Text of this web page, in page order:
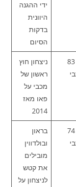
ידי ההגנה
היוונית
בדקות
הסיום
95- 83
ניצחון חוץ
ראשון של
מכבי על
פאו מאז
2014
85- 74
בראון
ובולדווין
מובילים
את קטש
לניצחון על